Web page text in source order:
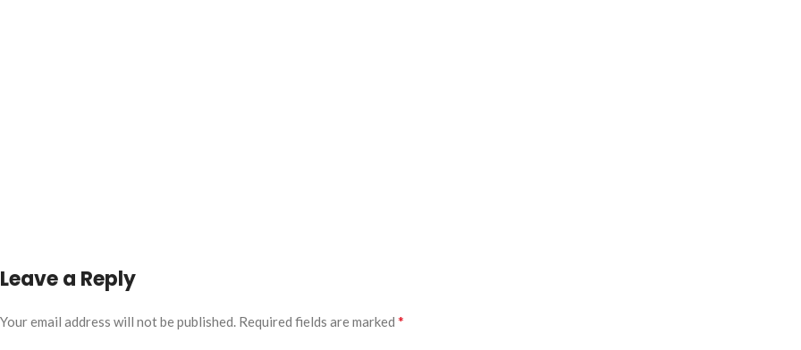
Leave a Reply
Your email address will not be published. Required fields are marked *